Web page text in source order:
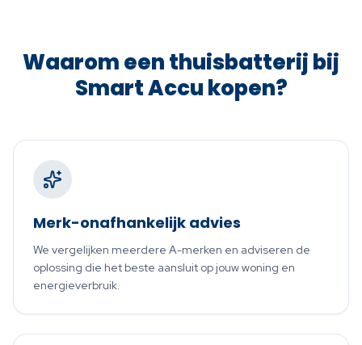
Waarom een thuisbatterij bij
Smart Accu kopen?
Merk-onafhankelijk advies
We vergelijken meerdere A-merken en adviseren de
oplossing die het beste aansluit op jouw woning en
energieverbruik.